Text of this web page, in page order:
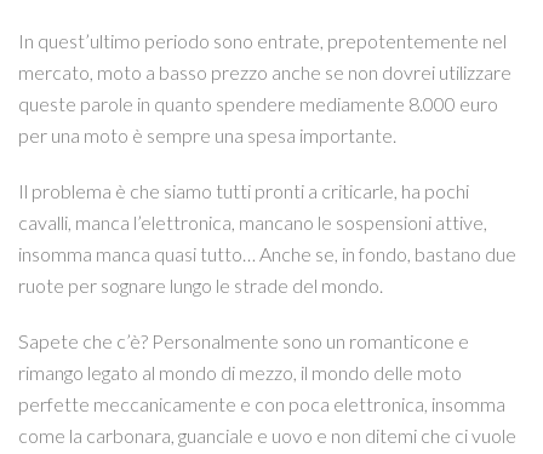
In quest’ultimo periodo sono entrate, prepotentemente nel
mercato, moto a basso prezzo anche se non dovrei utilizzare
queste parole in quanto spendere mediamente 8.000 euro
per una moto è sempre una spesa importante.
Il problema è che siamo tutti pronti a criticarle, ha pochi
cavalli, manca l’elettronica, mancano le sospensioni attive,
insomma manca quasi tutto… Anche se, in fondo, bastano due
ruote per sognare lungo le strade del mondo.
Sapete che c’è? Personalmente sono un romanticone e
rimango legato al mondo di mezzo, il mondo delle moto
perfette meccanicamente e con poca elettronica, insomma
come la carbonara, guanciale e uovo e non ditemi che ci vuole